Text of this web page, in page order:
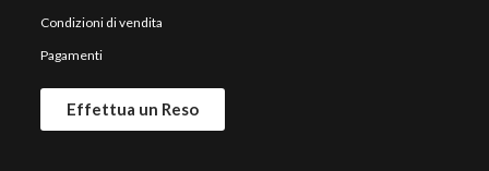
Condizioni di vendita
Pagamenti
Effettua un Reso